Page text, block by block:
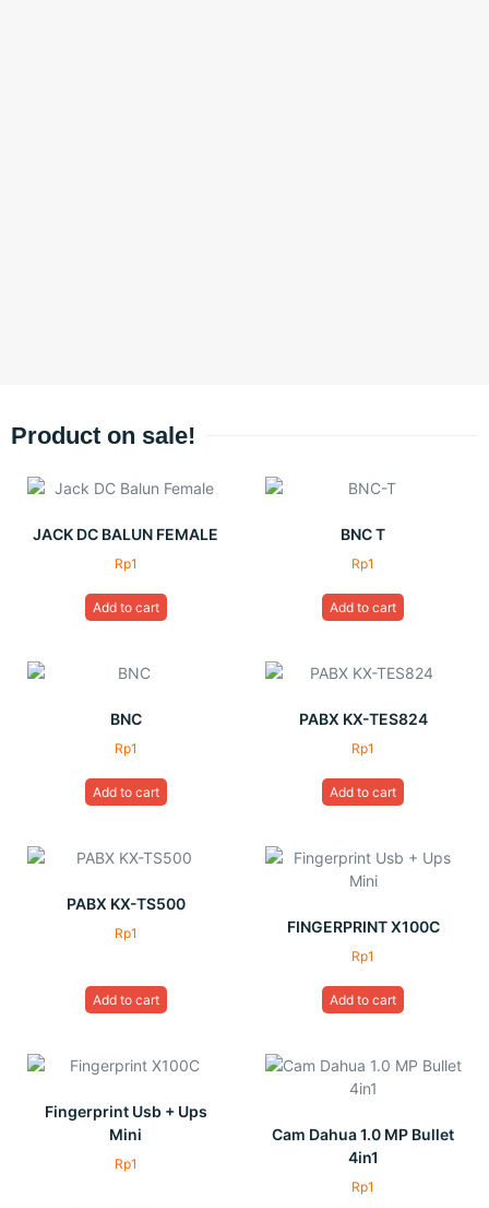
Product on sale!
JACK DC BALUN FEMALE
Rp1
Add to cart
BNC T
Rp1
Add to cart
BNC
Rp1
Add to cart
PABX KX-TES824
Rp1
Add to cart
PABX KX-TS500
Rp1
Add to cart
FINGERPRINT X100C
Rp1
Add to cart
Fingerprint Usb + Ups
Mini
Rp1
Cam Dahua 1.0 MP Bullet
4in1
Rp1